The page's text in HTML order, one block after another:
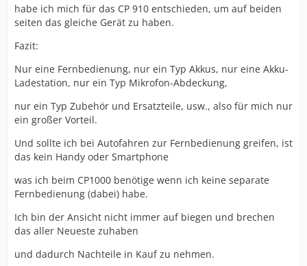
habe ich mich für das CP 910 entschieden, um auf beiden
seiten das gleiche Gerät zu haben.
Fazit:
Nur eine Fernbedienung, nur ein Typ Akkus, nur eine Akku-
Ladestation, nur ein Typ Mikrofon-Abdeckung,
nur ein Typ Zubehör und Ersatzteile, usw., also für mich nur
ein großer Vorteil.
Und sollte ich bei Autofahren zur Fernbedienung greifen, ist
das kein Handy oder Smartphone
was ich beim CP1000 benötige wenn ich keine separate
Fernbedienung (dabei) habe.
Ich bin der Ansicht nicht immer auf biegen und brechen
das aller Neueste zuhaben
und dadurch Nachteile in Kauf zu nehmen.